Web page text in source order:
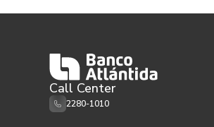
Call Center
2280-1010